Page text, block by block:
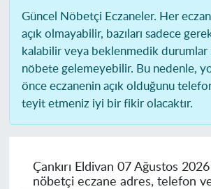
Güncel Nöbetçi Eczaneler. Her
açık olmayabilir, bazıları sadece
kalabilir veya beklenmedik durumlar
nöbete gelemeyebilir. Bu nedenle,
önce eczanenin açık olduğunu telefon
teyit etmeniz iyi bir fikir olacaktır.
Çankırı Eldivan 07 Ağustos
nöbetçi eczane adres, telefon